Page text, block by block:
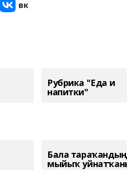
Рубрика "Еда и
напитки"
Бала тараҡандың
мыйыҡ